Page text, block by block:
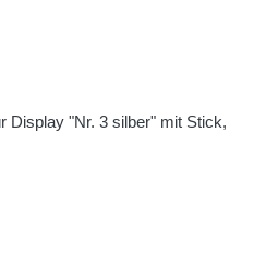
Display "Nr. 3 silber" mit Stick,